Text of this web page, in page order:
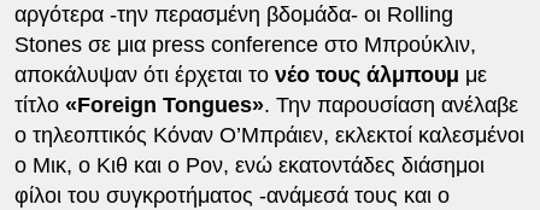
αργότερα -την περασμένη βδομάδα- οι Rolling
Stones σε μια press conference στο Μπρούκλιν,
αποκάλυψαν ότι έρχεται το νέο τους άλμπουμ με
τίτλο «Foreign Tongues». Την παρουσίαση ανέλαβε
ο τηλεοπτικός Κόναν Ο’Μπράιεν, εκλεκτοί καλεσμένοι
ο Μικ, ο Κιθ και ο Ρον, ενώ εκατοντάδες διάσημοι
φίλοι του συγκροτήματος -ανάμεσά τους και ο